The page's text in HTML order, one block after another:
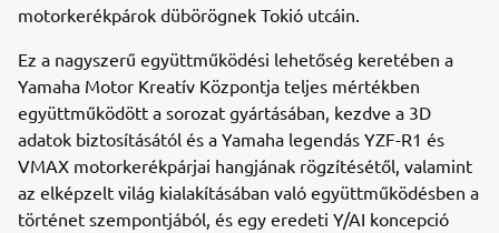
motorkerékpárok dübörögnek Tokió utcáin.
Ez a nagyszerű együttműködési lehetőség keretében a
Yamaha Motor Kreatív Központja teljes mértékben
együttműködött a sorozat gyártásában, kezdve a 3D
adatok biztosításától és a Yamaha legendás YZF-R1 és
VMAX motorkerékpárjai hangjának rögzítésétől, valamint
az elképzelt világ kialakításában való együttműködésben a
történet szempontjából, és egy eredeti Y/AI koncepció